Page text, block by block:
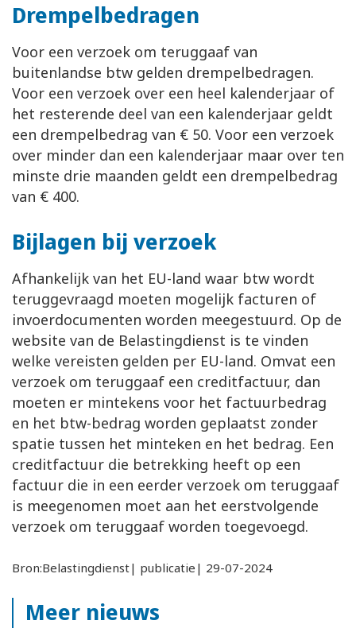
Drempelbedragen
Voor een verzoek om teruggaaf van
buitenlandse btw gelden drempelbedragen.
Voor een verzoek over een heel kalenderjaar of
het resterende deel van een kalenderjaar geldt
een drempelbedrag van € 50. Voor een verzoek
over minder dan een kalenderjaar maar over ten
minste drie maanden geldt een drempelbedrag
van € 400.
Bijlagen bij verzoek
Afhankelijk van het EU-land waar btw wordt
teruggevraagd moeten mogelijk facturen of
invoerdocumenten worden meegestuurd. Op de
website van de Belastingdienst is te vinden
welke vereisten gelden per EU-land. Omvat een
verzoek om teruggaaf een creditfactuur, dan
moeten er mintekens voor het factuurbedrag
en het btw-bedrag worden geplaatst zonder
spatie tussen het minteken en het bedrag. Een
creditfactuur die betrekking heeft op een
factuur die in een eerder verzoek om teruggaaf
is meegenomen moet aan het eerstvolgende
verzoek om teruggaaf worden toegevoegd.
Bron:Belastingdienst| publicatie| 29-07-2024
Meer nieuws